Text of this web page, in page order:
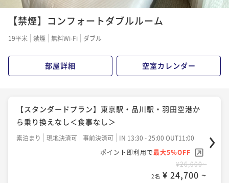
【禁煙】コンフォートダブルルーム
19平米 禁煙 無料Wi-Fi ダブル
部屋詳細 空室カレンダー
【スタンダードプラン】東京駅・品川駅・羽田空港か
ら乗り換えなし＜食事なし＞
素泊まり 現地決済可 事前決済可
IN 13:30 - 25:00 OUT11:00
ポイント即利用で最大5％OFF
¥26,000~
2名 ¥ 24,700 ~